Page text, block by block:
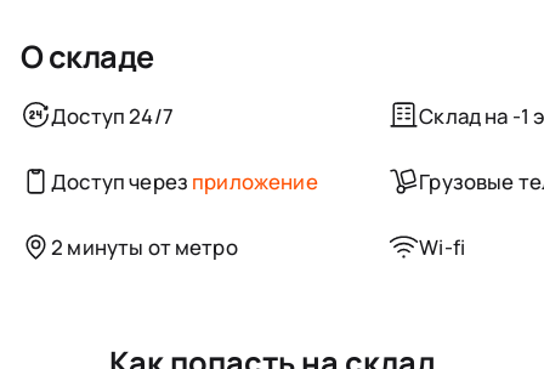
О складе
Доступ 24/7 Склад на -1
Доступ через приложение Грузовые
2 минуты от метро Wi-fi